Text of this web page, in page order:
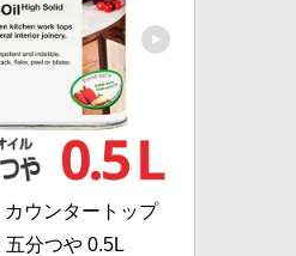
ウンタートップ
五分つや 0.5L